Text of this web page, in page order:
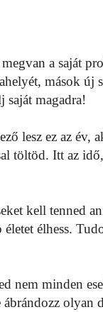
a saját
mások új
saját magadra!
lesz ez az év,
töltöd. Itt az
kell tenned
élhess.
nem minden
ábrándozz olyan